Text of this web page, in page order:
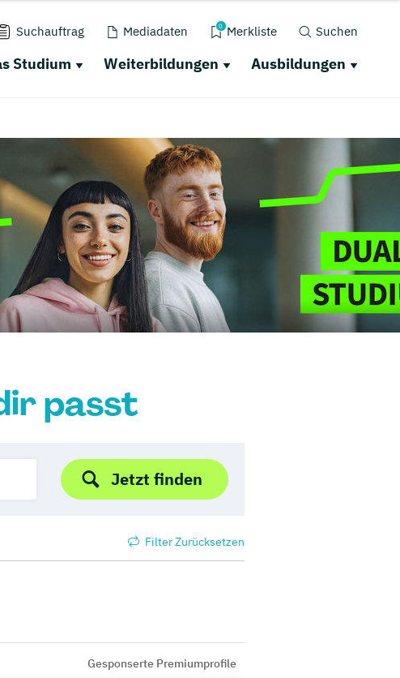
Suchauftrag Mediadaten 0 Merkliste Suchen
Studium Weiterbildungen Ausbildungen
passt
Jetzt finden
Filter Zurücksetzen
Gesponserte Premiumprofile